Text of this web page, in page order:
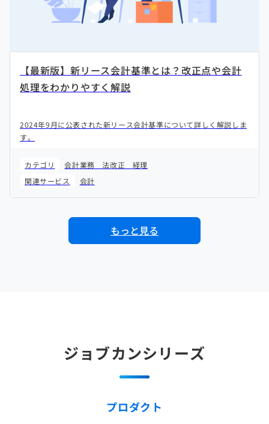
【最新版】新リース会計基準とは？改正点や会計
処理をわかりやすく解説
2024年9月に公表された新リース会計基準について詳しく解説しま
す。
カテゴリ 会計業務 法改正
経理
関連サービス
会計
もっと見る
ジョブカンシリーズ
プロダクト